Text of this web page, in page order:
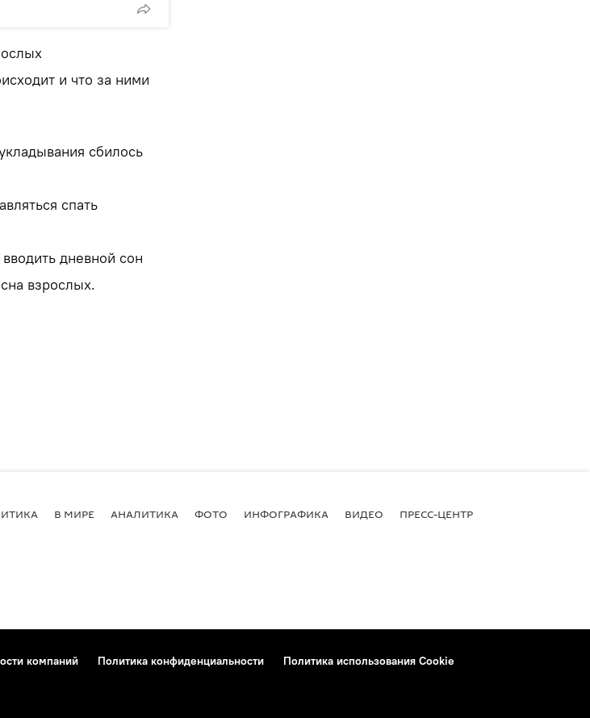
и что за ними
сбилось
спать
дневной сон
взрослых.
В МИРЕ АНАЛИТИКА ФОТО ИНФОГРАФИКА ВИДЕО ПРЕСС-ЦЕНТР
компаний Политика конфиденциальности
Политика использования Cookie